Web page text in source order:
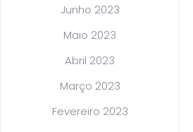
Junho 2023
Maio 2023
Abril 2023
Março 2023
Fevereiro 2023